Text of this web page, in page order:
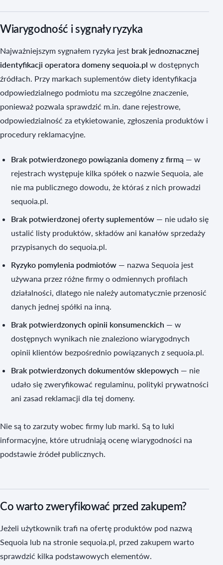
Wiarygodność i sygnały ryzyka
Najważniejszym sygnałem ryzyka jest brak jednoznacznej
identyfikacji operatora domeny sequoia.pl w dostępnych
źródłach. Przy markach suplementów diety identyfikacja
odpowiedzialnego podmiotu ma szczególne znaczenie,
ponieważ pozwala sprawdzić m.in. dane rejestrowe,
odpowiedzialność za etykietowanie, zgłoszenia produktów i
procedury reklamacyjne.
Brak potwierdzonego powiązania domeny z firmą — w
rejestrach występuje kilka spółek o nazwie Sequoia, ale
nie ma publicznego dowodu, że któraś z nich prowadzi
sequoia.pl.
Brak potwierdzonej oferty suplementów — nie udało się
ustalić listy produktów, składów ani kanałów sprzedaży
przypisanych do sequoia.pl.
Ryzyko pomylenia podmiotów — nazwa Sequoia jest
używana przez różne firmy o odmiennych profilach
działalności, dlatego nie należy automatycznie przenosić
danych jednej spółki na inną.
Brak potwierdzonych opinii konsumenckich — w
dostępnych wynikach nie znaleziono wiarygodnych
opinii klientów bezpośrednio powiązanych z sequoia.pl.
Brak potwierdzonych dokumentów sklepowych — nie
udało się zweryfikować regulaminu, polityki prywatności
ani zasad reklamacji dla tej domeny.
Nie są to zarzuty wobec firmy lub marki. Są to luki
informacyjne, które utrudniają ocenę wiarygodności na
podstawie źródeł publicznych.
Co warto zweryfikować przed zakupem?
Jeżeli użytkownik trafi na ofertę produktów pod nazwą
Sequoia lub na stronie sequoia.pl, przed zakupem warto
sprawdzić kilka podstawowych elementów.